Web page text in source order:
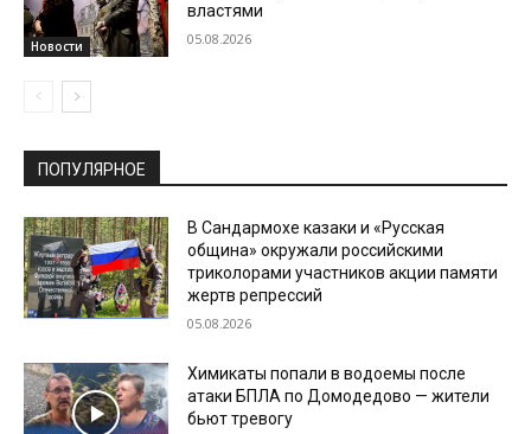
Новости
властями
05.08.2026
ПОПУЛЯРНОЕ
В Сандармохе казаки и «Русская
община» окружали российскими
триколорами участников акции памяти
жертв репрессий
05.08.2026
Химикаты попали в водоемы после
атаки БПЛА по Домодедово — жители
бьют тревогу